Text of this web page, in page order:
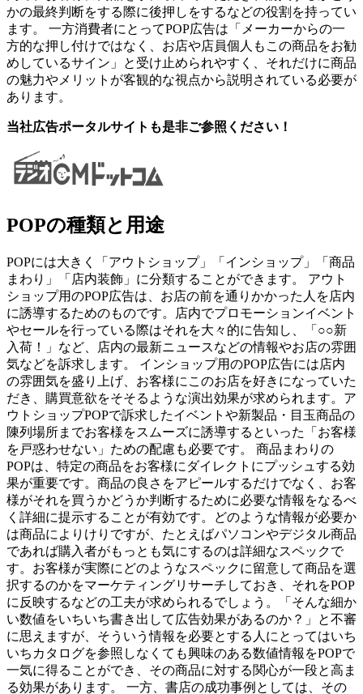
かの最終判断をする際に後押しをするなどの役割を持ってい
ます。 一方消費者にとってPOP広告は「メーカーからの一
方的な押し付けではなく、お店や店員個人もこの商品をお勧
めしているサイン」と受け止められやすく、それだけに商品
の魅力やメリットが客観的な視点から説明されている必要が
あります。
当社広告ポータルサイトも是非ご参照ください！
POPの種類と用途
POPには大きく「アウトショップ」「インショップ」「商品
まわり」「店内装飾」に分類することができます。 アウト
ショップ用のPOP広告は、お店の前を通りかかった人を店内
に誘導するためのものです。店内でプロモーションイベント
やセールを行っている際はそれを大々的に告知し、「○○新
入荷！」など、店内の最新ニュースなどの情報やお店の雰囲
気などを訴求します。 インショップ用のPOP広告には店内
の雰囲気を盛り上げ、お客様にこのお店を好きになっていた
だき、購買意欲をそそるような演出効果が求められます。ア
ウトショップPOPで訴求したイベントや新製品・目玉商品の
陳列場所までお客様をスムーズに誘導するといった「お客様
を戸惑わせない」ための配慮も必要です。 商品まわりの
POPは、特定の商品をお客様にダイレクトにプッシュする効
果が重要です。商品の良さをアピールするだけでなく、お客
様がそれを買うかどうか判断するために必要な情報をなるべ
く詳細に提示することが有効です。どのような情報が必要か
は商品によりけりですが、たとえばパソコンやデジタル商品
であれば購入者がもっとも気にするのは詳細なスペックで
す。お客様が実際にどのようなスペックに留意して商品を選
択するのかをマーケティングリサーチしておき、それをPOP
に反映するなどの工夫が求められるでしょう。「そんな細か
い数値をいちいち書き出して広告効果があるのか？」と不審
に思えますが、そういう情報を必要とする人にとってはいち
いちカタログを参照しなくても興味のある数値情報をPOPで
一気に得ることができ、その商品に対する関心が一段と高ま
る効果があります。 一方、書店の成功事例としては、その